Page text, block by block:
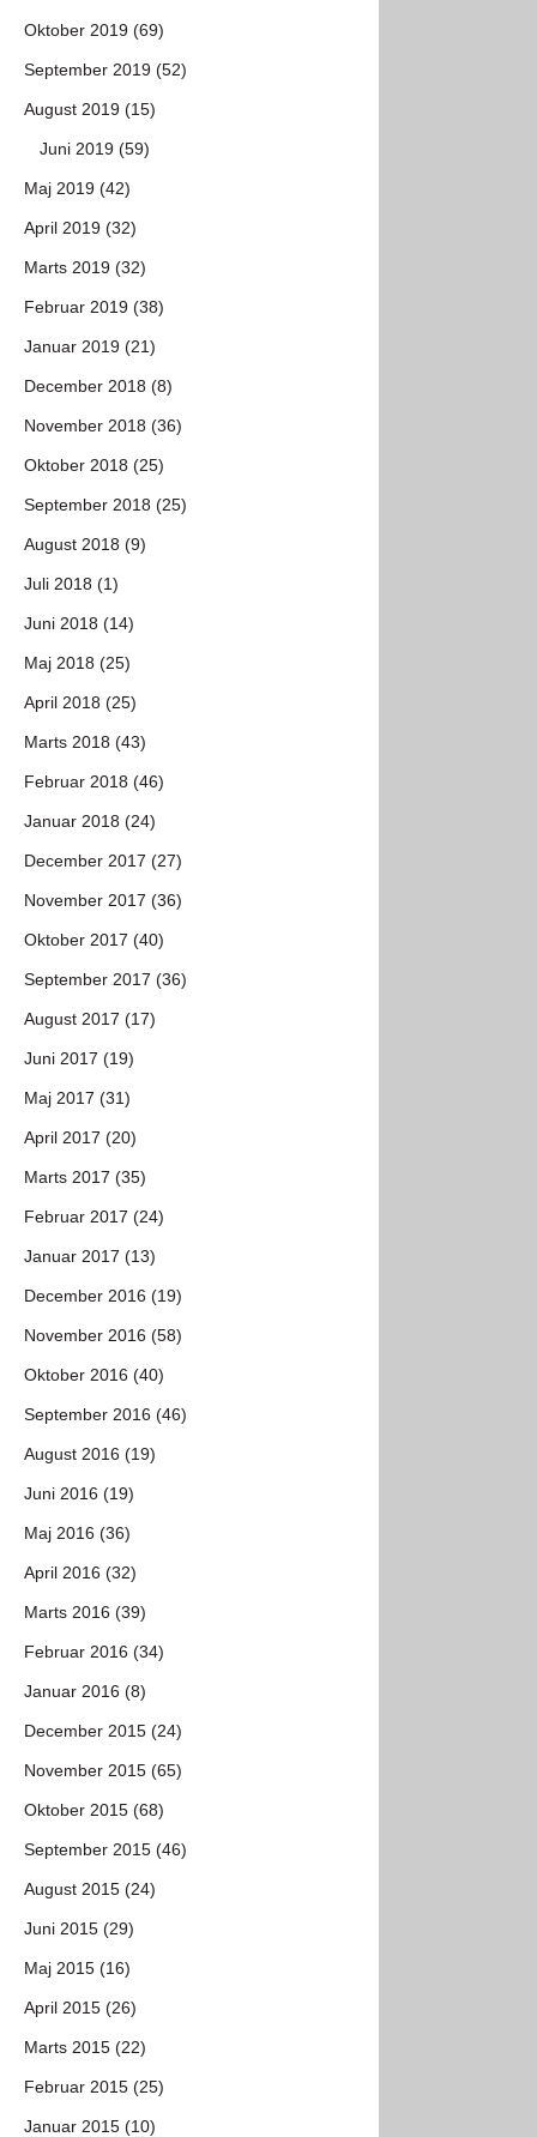
Oktober 2019 (69)
September 2019 (52)
August 2019 (15)
Juni 2019 (59)
Maj 2019 (42)
April 2019 (32)
Marts 2019 (32)
Februar 2019 (38)
Januar 2019 (21)
December 2018 (8)
November 2018 (36)
Oktober 2018 (25)
September 2018 (25)
August 2018 (9)
Juli 2018 (1)
Juni 2018 (14)
Maj 2018 (25)
April 2018 (25)
Marts 2018 (43)
Februar 2018 (46)
Januar 2018 (24)
December 2017 (27)
November 2017 (36)
Oktober 2017 (40)
September 2017 (36)
August 2017 (17)
Juni 2017 (19)
Maj 2017 (31)
April 2017 (20)
Marts 2017 (35)
Februar 2017 (24)
Januar 2017 (13)
December 2016 (19)
November 2016 (58)
Oktober 2016 (40)
September 2016 (46)
August 2016 (19)
Juni 2016 (19)
Maj 2016 (36)
April 2016 (32)
Marts 2016 (39)
Februar 2016 (34)
Januar 2016 (8)
December 2015 (24)
November 2015 (65)
Oktober 2015 (68)
September 2015 (46)
August 2015 (24)
Juni 2015 (29)
Maj 2015 (16)
April 2015 (26)
Marts 2015 (22)
Februar 2015 (25)
Januar 2015 (10)